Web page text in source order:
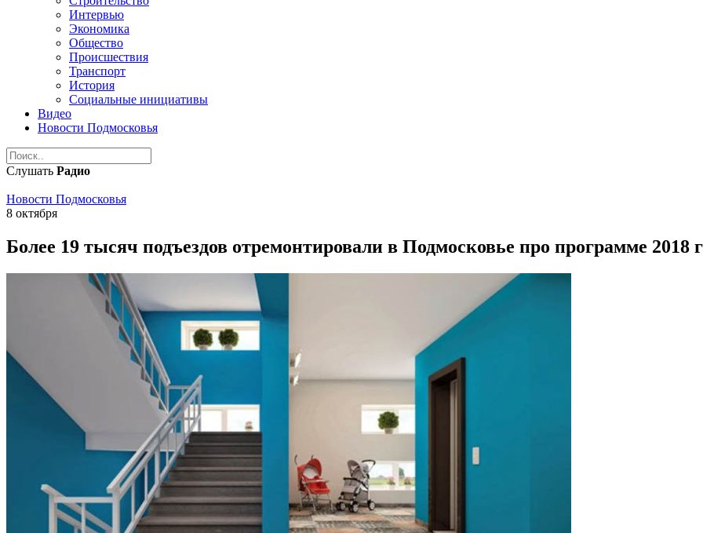
Интервью
Экономика
Общество
Происшествия
Транспорт
История
Социальные инициативы
Видео
Новости Подмосковья
Слушать Радио
Новости Подмосковья
8 октября
Более 19 тысяч подъездов отремонтировали в Подмосковье про программе 2018